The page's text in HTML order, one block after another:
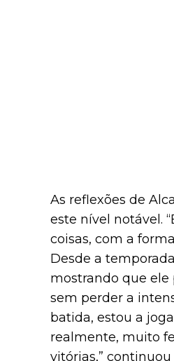
As reflexões de
este nível notável.
coisas, com a
Desde a
mostrando que ele
sem perder a
batida, estou a
realmente, muito
vitórias,” continuou